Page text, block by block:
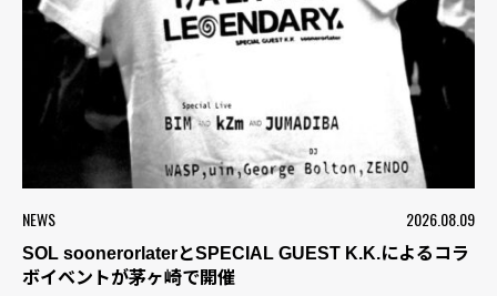
NEWS 2026.08.09
SOL soonerorlaterとSPECIAL GUEST K.K.によるコラ
ボイベントが茅ヶ崎で開催